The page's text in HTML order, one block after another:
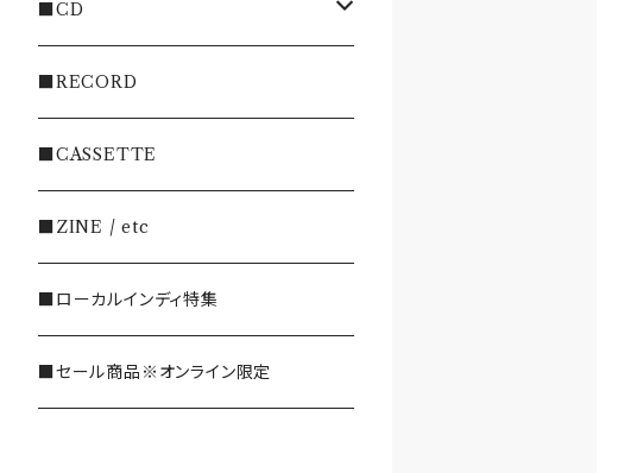
■CD
・INDIE
・EMO/PUNK/POST HC
・SHOEGAZE/DREAMPOP/POST
ROCK
・OTHER(LOUD/JUNK/RAP/ et
c...)
■RECORD
■CASSETTE
■ZINE / etc
■ローカルインディ特集
■セール商品※オンライン限定